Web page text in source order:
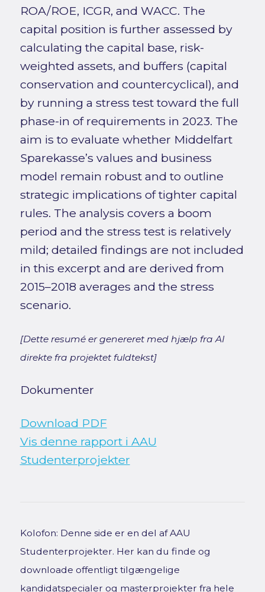
ROA/ROE, ICGR, and WACC. The
capital position is further assessed by
calculating the capital base, risk-
weighted assets, and buffers (capital
conservation and countercyclical), and
by running a stress test toward the full
phase-in of requirements in 2023. The
aim is to evaluate whether Middelfart
Sparekasse’s values and business
model remain robust and to outline
strategic implications of tighter capital
rules. The analysis covers a boom
period and the stress test is relatively
mild; detailed findings are not included
in this excerpt and are derived from
2015–2018 averages and the stress
scenario.
[Dette resumé er genereret med hjælp fra AI
direkte fra projektet fuldtekst]
Dokumenter
Download PDF
Vis denne rapport i AAU
Studenterprojekter
Kolofon: Denne side er en del af AAU
Studenterprojekter. Her kan du finde og
downloade offentligt tilgængelige
kandidatspecialer og masterprojekter fra hele